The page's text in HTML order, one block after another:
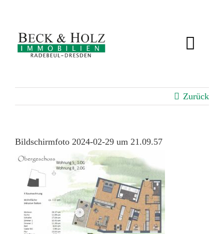
springen
BEWERTUNG
SERVICE
ÜBER UNS
KUNDENSTIMMEN
Zurück
Bildschirmfoto 2024-02-29 um 21.09.57